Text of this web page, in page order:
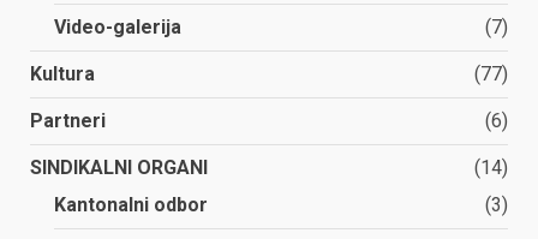
Video-galerija (7)
Kultura (77)
Partneri (6)
SINDIKALNI ORGANI
(14)
Kantonalni odbor
(3)